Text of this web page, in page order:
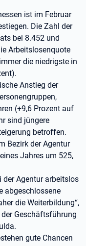
ist im Februar
Die Zahl der
bei 8.452 und
Arbeitslosenquote
die niedrigste in
Anstieg der
(+9,6 Prozent auf
sind jüngere
betroffen.
Bezirk der Agentur
Jahres um 525,
der Agentur arbeitslos
abgeschlossene
die Weiterbildung“,
Geschäftsführung
gute Chancen